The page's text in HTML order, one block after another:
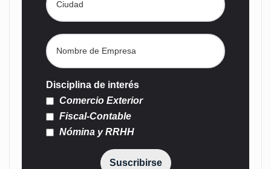
Disciplina de interés
Comercio Exterior
Fiscal-Contable
Nómina y RRHH
Suscribirse